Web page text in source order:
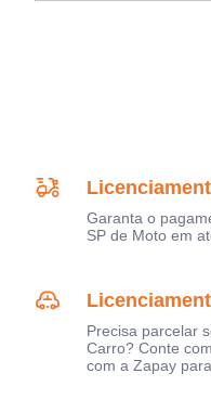
Garanta o
SP de Moto em
Precisa parcelar
Carro? Conte
com a Zapay